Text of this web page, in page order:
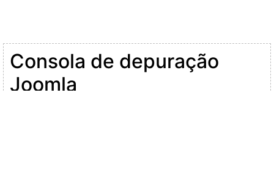
Consola de depuração
Joomla